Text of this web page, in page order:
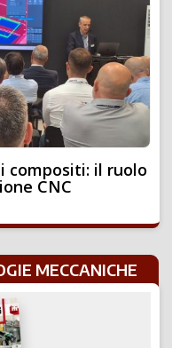
compositi: il ruolo
CNC
MECCANICHE